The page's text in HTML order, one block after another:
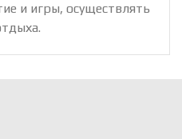
и игры, осуществлять